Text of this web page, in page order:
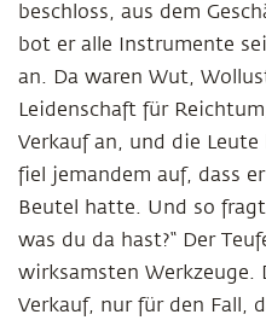
beschloss, aus dem
bot er alle Instrumente
an. Da waren Wut,
Leidenschaft für
Verkauf an, und die
fiel jemandem auf, dass
Beutel hatte. Und so
was du da hast?“ Der
wirksamsten Werkzeuge.
Verkauf, nur für den Fall,